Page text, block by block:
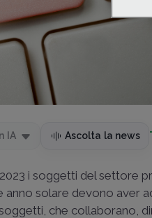
IA Ascolta la news
i soggetti del settore
anno solare devono aver
che collaborano,